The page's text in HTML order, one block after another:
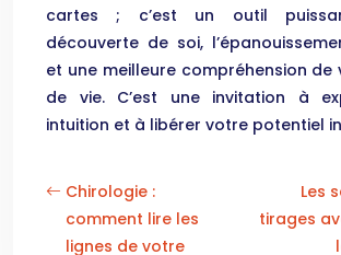
cartes ; c’est un outil
découverte de soi,
et une meilleure compréhension de
de vie. C’est une invitation à
intuition et à libérer votre potentiel
Chirologie :
comment lire les
lignes de votre
Les
tirages